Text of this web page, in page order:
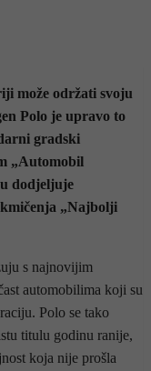
može održati svoju
Polo je upravo to
gradski
„Automobil
dodjeljuje
„Najbolji
s najnovijim
automobilima koji su
Polo se tako
titulu godinu ranije,
koja nije prošla